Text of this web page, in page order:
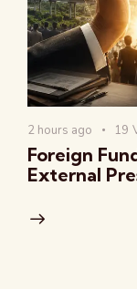
2 hours ago 19
Foreign
External